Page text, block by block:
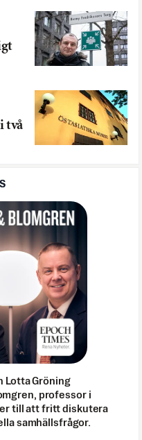
två
Lotta Gröning
professor i
till att fritt diskutera
samhällsfrågor.